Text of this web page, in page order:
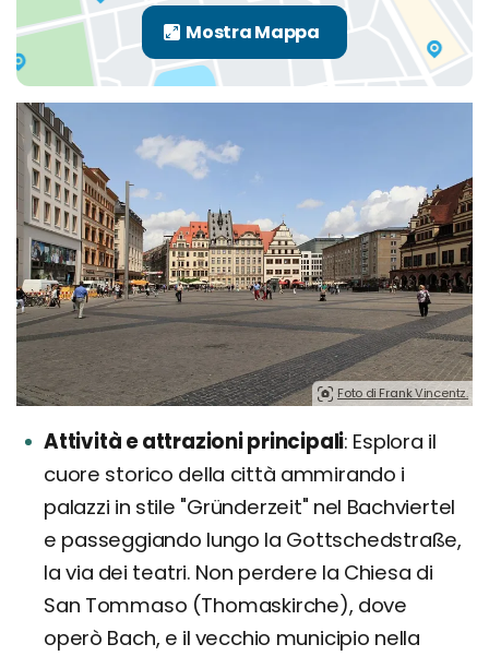
Foto di Frank Vincentz.
Attività e attrazioni principali Esplora il
cuore storico della città ammirando i
palazzi in stile "Gründerzeit" nel Bachviertel
e passeggiando lungo la Gottschedstraße,
la via dei teatri. Non perdere la Chiesa di
San Tommaso (Thomaskirche), dove
operò Bach, e il vecchio municipio nella